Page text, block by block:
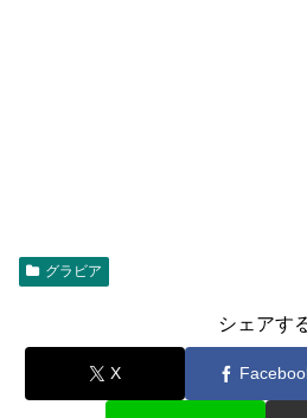
グラビア
シェアす
X